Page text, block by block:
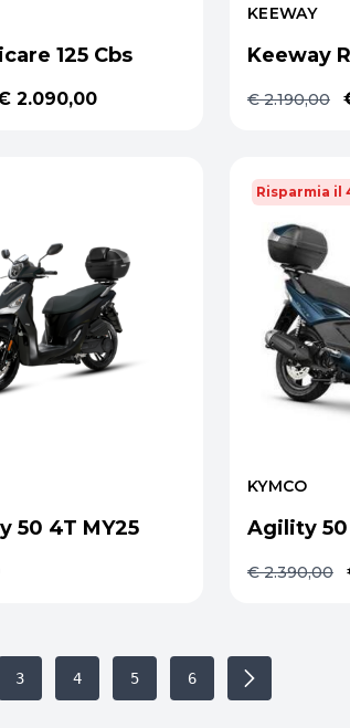
125 Cbs
2.090,00
KEEWAY
Keeway
€ 2.190,00
50 4T MY25
Risparmia il
KYMCO
Agility 50
€ 2.390,00
3 4 5 6